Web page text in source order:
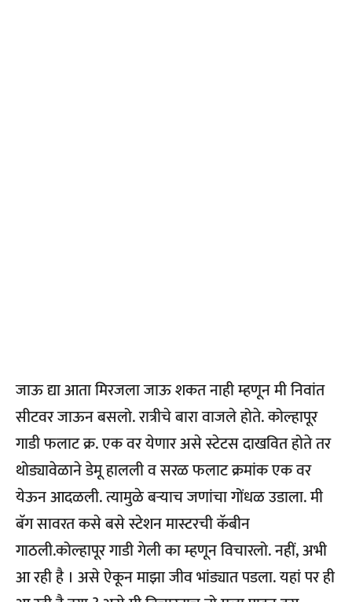
जाऊ द्या आता मिरजला जाऊ शकत नाही म्हणून मी निवांत
सीटवर जाऊन बसलो. रात्रीचे बारा वाजले होते. कोल्हापूर
गाडी फलाट क्र. एक वर येणार असे स्टेटस दाखवित होते तर
थोड्यावेळाने डेमू हालली व सरळ फलाट क्रमांक एक वर
येऊन आदळली. त्यामुळे बऱ्याच जणांचा गोंधळ उडाला. मी
बॅग सावरत कसे बसे स्टेशन मास्टरची कॅबीन
गाठली.कोल्हापूर गाडी गेली का म्हणून विचारलो. नहीं, अभी
आ रही है । असे ऐकून माझा जीव भांड्यात पडला. यहां पर ही